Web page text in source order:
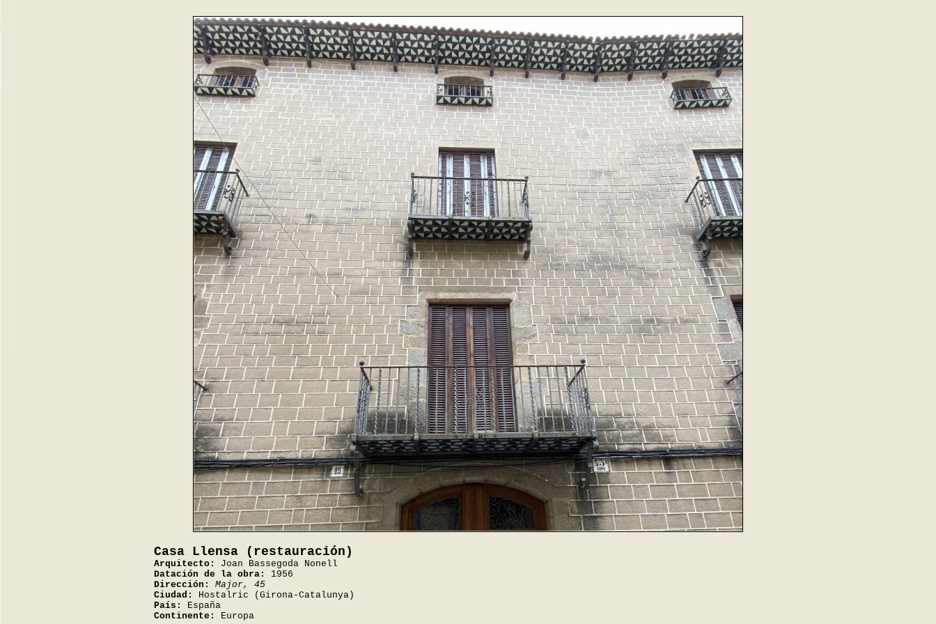
Casa Llensa (restauración)
Arquitecto:
Joan Bassegoda Nonell
Datación de la obra:
1956
Dirección:
Major, 45
Ciudad:
Hostalric (Girona-Catalunya)
País:
España
Continente:
Europa